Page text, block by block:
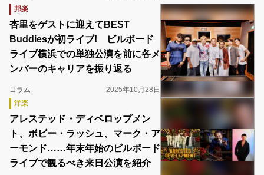
邦楽
杏里をゲストに迎えてBEST
Buddiesが初ライブ! ビルボード
ライブ横浜での単独公演を前に各メ
ンバーのキャリアを振り返る
コラム
2025年10月28日
洋楽
アレステッド・ディベロップメン
ト、ボビー・ラッシュ、マーク・ア
ーモンド……年末年始のビルボード
ライブで観るべき来日公演を紹介